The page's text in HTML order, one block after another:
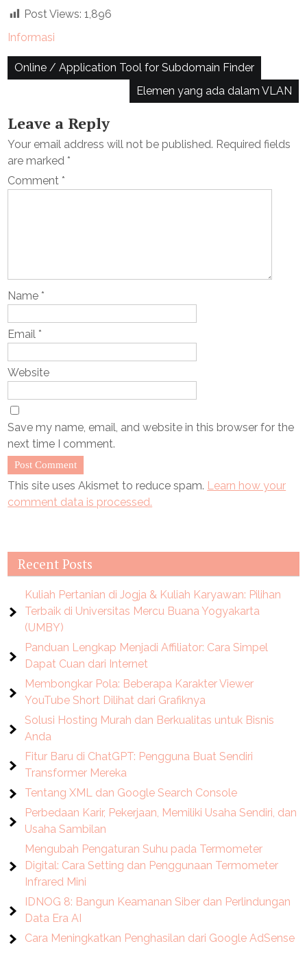
Post Views: 1,896
Informasi
Post
Online / Application Tool for Subdomain Finder
Elemen yang ada dalam VLAN
Leave a Reply
Your email address will not be published. Required fields
are marked*
Comment*
Name*
Email*
Website
Save my name, email, and website in this browser for the
next time I comment.
This site uses Akismet to reduce spam. Learn how your
comment data is processed.
Recent Posts
Kuliah Pertanian di Jogja & Kuliah Karyawan: Pilihan
Terbaik di Universitas Mercu Buana Yogyakarta
(UMBY)
Panduan Lengkap Menjadi Affiliator: Cara Simpel
Dapat Cuan dari Internet
Membongkar Pola: Beberapa Karakter Viewer
YouTube Short Dilihat dari Grafiknya
Solusi Hosting Murah dan Berkualitas untuk Bisnis
Anda
Fitur Baru di ChatGPT: Pengguna Buat Sendiri
Transformer Mereka
Tentang XML dan Google Search Console
Perbedaan Karir, Pekerjaan, Memiliki Usaha Sendiri, dan
Usaha Sambilan
Mengubah Pengaturan Suhu pada Termometer
Digital: Cara Setting dan Penggunaan Termometer
Infrared Mini
IDNOG 8: Bangun Keamanan Siber dan Perlindungan
Data Era AI
Cara Meningkatkan Penghasilan dari Google AdSense